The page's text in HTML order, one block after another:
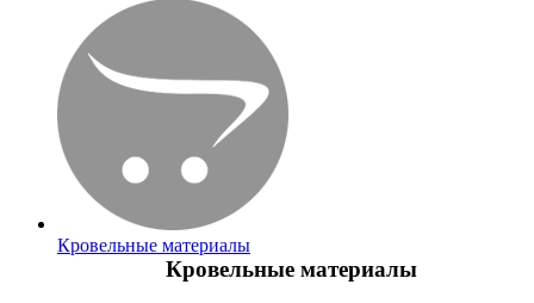
Кровельные материалы
Кровельные материалы